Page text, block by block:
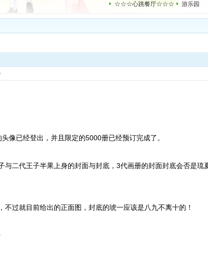
☆☆☆心跳餐厅☆☆☆
游乐园
像已经登出，并且限定的5000册已经预订完成了。
与二代王子半果上身的封面与封底，3代画册的封面封底会否是琉
不过就目前给出的正面图，封底的琥一应该是八九不离十的！